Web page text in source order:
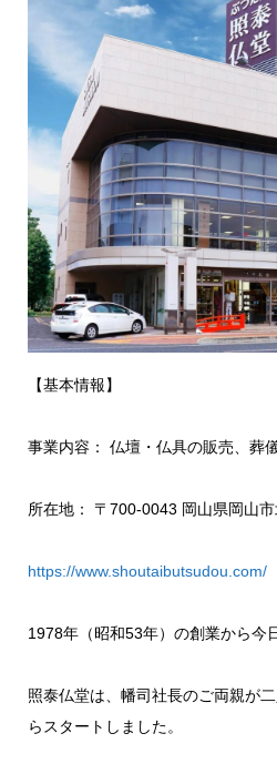
【基本情報】
事業内容： 仏壇・仏具の販売、葬
所在地： 〒700-0043 岡山県岡山
https://www.shoutaibutsudou.com/
1978年（昭和53年）の創業から今
照泰仏堂は、幡司社長のご両親が
らスタートしました。